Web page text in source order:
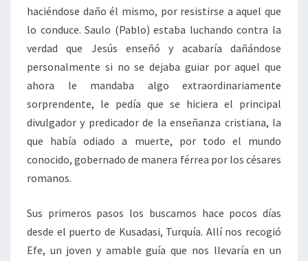
haciéndose daño él mismo, por resistirse a aquel que
lo conduce. Saulo (Pablo) estaba luchando contra la
verdad que Jesús enseñó y acabaría dañándose
personalmente si no se dejaba guiar por aquel que
ahora le mandaba algo extraordinariamente
sorprendente, le pedía que se hiciera el principal
divulgador y predicador de la enseñanza cristiana, la
que había odiado a muerte, por todo el mundo
conocido, gobernado de manera férrea por los césares
romanos.
Sus primeros pasos los buscamos hace pocos días
desde el puerto de Kusadasi, Turquía. Allí nos recogió
Efe, un joven y amable guía que nos llevaría en un